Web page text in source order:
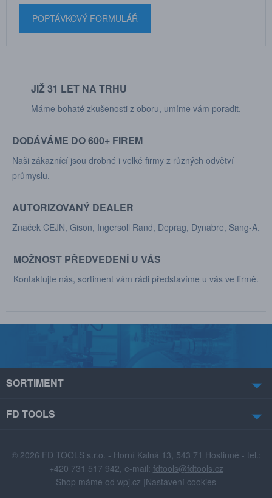
POPTÁVKOVÝ FORMULÁŘ
JIŽ 31 LET NA TRHU
Máme bohaté zkušenosti z oboru, umíme vám poradit.
DODÁVÁME DO 600+ FIREM
Naši zákaznící jsou drobné i velké firmy z různých odvětví
průmyslu.
AUTORIZOVANÝ DEALER
Značek CEJN, Gison, Ingersoll Rand, Deprag, Dynabre, Sang-A.
MOŽNOST PŘEDVEDENÍ U VÁS
Kontaktujte nás, sortiment vám rádi představíme u vás ve firmě.
SORTIMENT
FD TOOLS
© 2026 FD TOOLS s.r.o. - Horní Kalná 13, 543 71 Hostinné - tel.:
+420 731 517 942, e-mail: fdtools@fdtools.cz
Shop máme od wpj.cz |Nastavení cookies